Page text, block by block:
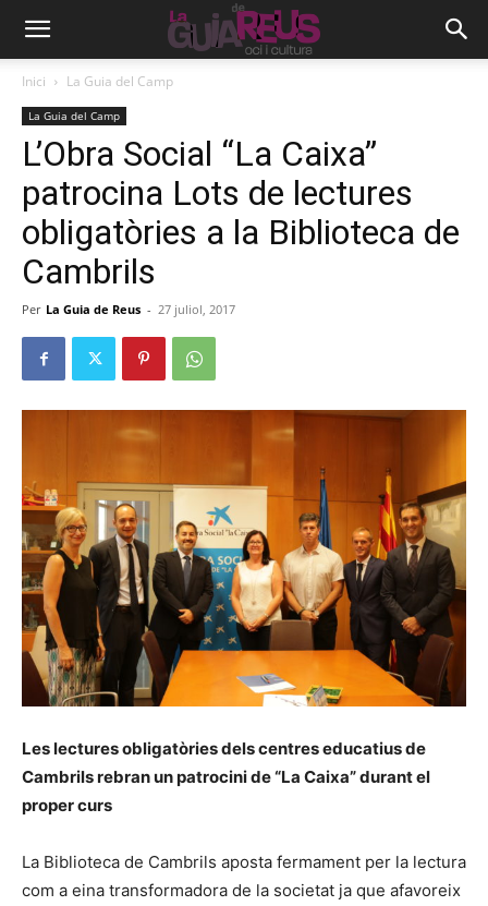
Inici La Guia del Camp
La Guia del Camp
L’Obra Social “La Caixa”
patrocina Lots de lectures
obligatòries a la Biblioteca de
Cambrils
Per La Guia de Reus - 27 juliol, 2017
Les lectures obligatòries dels centres educatius de
Cambrils rebran un patrocini de “La Caixa” durant el
proper curs
La Biblioteca de Cambrils aposta fermament per la lectura
com a eina transformadora de la societat ja que afavoreix